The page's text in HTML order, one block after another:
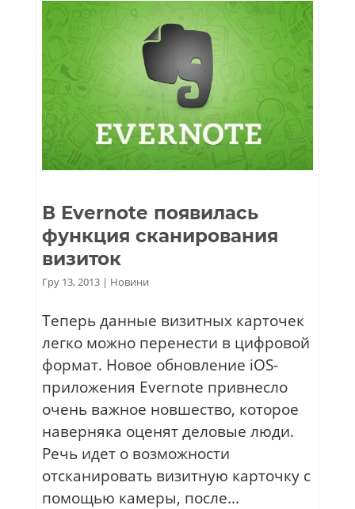
В Evernote появилась
функция сканирования
визиток
Гру 13, 2013| Новини
Теперь данные визитных карточек
легко можно перенести в цифровой
формат. Новое обновление iOS-
приложения Evernote привнесло
очень важное новшество, которое
наверняка оценят деловые люди.
Речь идет о возможности
отсканировать визитную карточку с
помощью камеры, после...